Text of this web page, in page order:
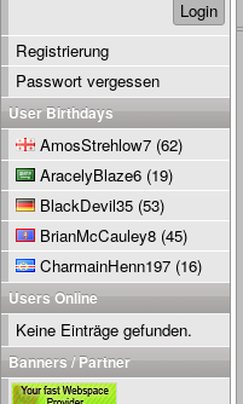
Registrierung
Passwort vergessen
User Birthdays
AmosStrehlow7 (62)
AracelyBlaze6 (19)
BlackDevil35 (53)
BrianMcCauley8 (45)
CharmainHenn197 (16)
Users Online
Keine Einträge gefunden.
Banners / Partner